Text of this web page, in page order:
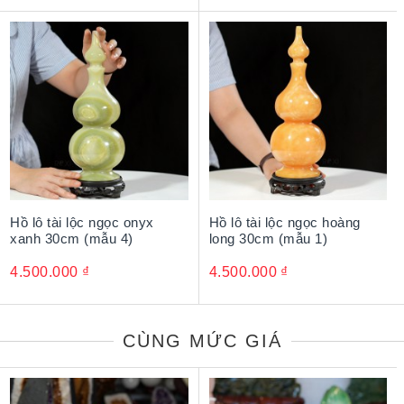
Hồ lô tài lộc ngọc onyx
xanh 30cm (mẫu 4)
4.500.000 ₫
Hồ lô tài lộc ngọc hoàng
long 30cm (mẫu 1)
4.500.000 ₫
CÙNG MỨC GIÁ